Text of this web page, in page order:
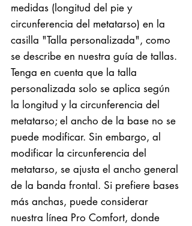
medidas (longitud del pie y
circunferencia del metatarso) en la
casilla "Talla personalizada", como
se describe en nuestra guía de tallas.
Tenga en cuenta que la talla
personalizada solo se aplica según
la longitud y la circunferencia del
metatarso; el ancho de la base no se
puede modificar. Sin embargo, al
modificar la circunferencia del
metatarso, se ajusta el ancho general
de la banda frontal. Si prefiere bases
más anchas, puede considerar
nuestra línea Pro Comfort, donde